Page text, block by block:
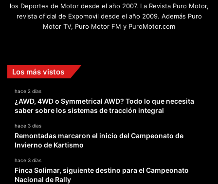
los Deportes de Motor desde el año 2007. La Revista Puro Motor,
revista oficial de Expomovil desde el año 2009. Además Puro
Motor TV, Puro Motor FM y PuroMotor.com
Los más vistos
hace 2 días
¿AWD, 4WD o Symmetrical AWD? Todo lo que necesita
saber sobre los sistemas de tracción integral
hace 3 días
Remontadas marcaron el inicio del Campeonato de
Invierno de Kartismo
hace 3 días
Finca Solimar, siguiente destino para el Campeonato
Nacional de Rally